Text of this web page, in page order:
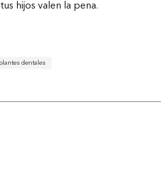
hijos valen la pena.
dentales